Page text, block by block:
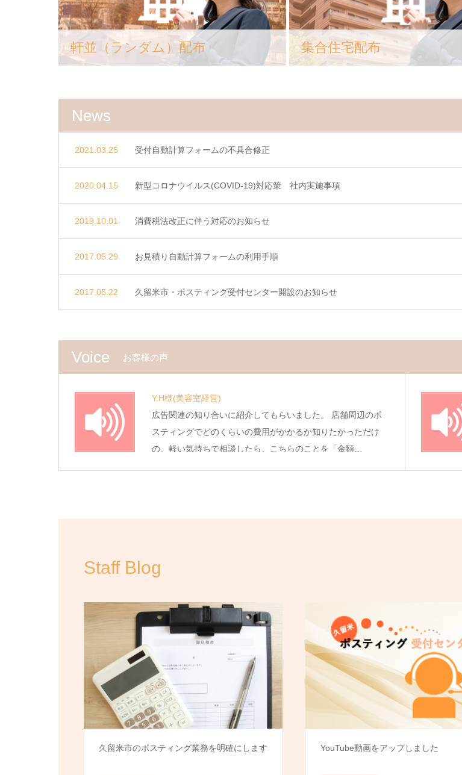
軒並（ランダム）配布 集合住宅配布
News
2021.03.25 受付自動計算フォームの不具合修正
2020.04.15 新型コロナウイルス(COVID-19)対応策 社内実施事項
2019.10.01 消費税法改正に伴う対応のお知らせ
2017.05.29 お見積り自動計算フォームの利用手順
2017.05.22 久留米市・ポスティング受付センター開設のお知らせ
Voice お客様の声
Y.H様(美容室経営)
広告関連の知り合いに紹介してもらいました。 店舗周辺のポ
スティングでどのくらいの費用がかかるか知りたかっただけ
の、軽い気持ちで相談したら、こちらのことを「金額…
Staff Blog
久留米市のポスティング業務を明確にします YouTube動画をアップしました